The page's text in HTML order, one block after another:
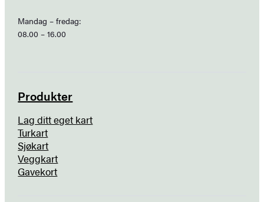
Mandag – fredag:
08.00 – 16.00
Produkter
Lag ditt eget kart
Turkart
Sjøkart
Veggkart
Gavekort